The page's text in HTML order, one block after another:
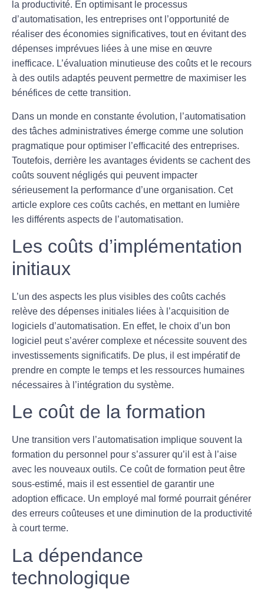
la productivité. En optimisant le processus
d’automatisation, les entreprises ont l’opportunité de
réaliser des économies significatives, tout en évitant des
dépenses imprévues liées à une mise en œuvre
inefficace. L’évaluation minutieuse des coûts et le recours
à des outils adaptés peuvent permettre de maximiser les
bénéfices de cette transition.
Dans un monde en constante évolution, l’automatisation
des tâches administratives émerge comme une solution
pragmatique pour optimiser l’efficacité des entreprises.
Toutefois, derrière les avantages évidents se cachent des
coûts souvent négligés qui peuvent impacter
sérieusement la performance d’une organisation. Cet
article explore ces coûts cachés, en mettant en lumière
les différents aspects de l’automatisation.
Les coûts d’implémentation
initiaux
L’un des aspects les plus visibles des coûts cachés
relève des dépenses initiales liées à l’acquisition de
logiciels d’automatisation. En effet, le choix d’un bon
logiciel peut s’avérer complexe et nécessite souvent des
investissements significatifs. De plus, il est impératif de
prendre en compte le temps et les ressources humaines
nécessaires à l’intégration du système.
Le coût de la formation
Une transition vers l’automatisation implique souvent la
formation du personnel pour s’assurer qu’il est à l’aise
avec les nouveaux outils. Ce coût de formation peut être
sous-estimé, mais il est essentiel de garantir une
adoption efficace. Un employé mal formé pourrait générer
des erreurs coûteuses et une diminution de la productivité
à court terme.
La dépendance
technologique